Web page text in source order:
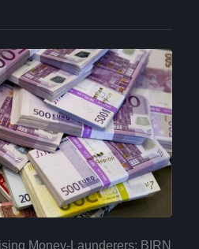
Money-Launderers: BIRN